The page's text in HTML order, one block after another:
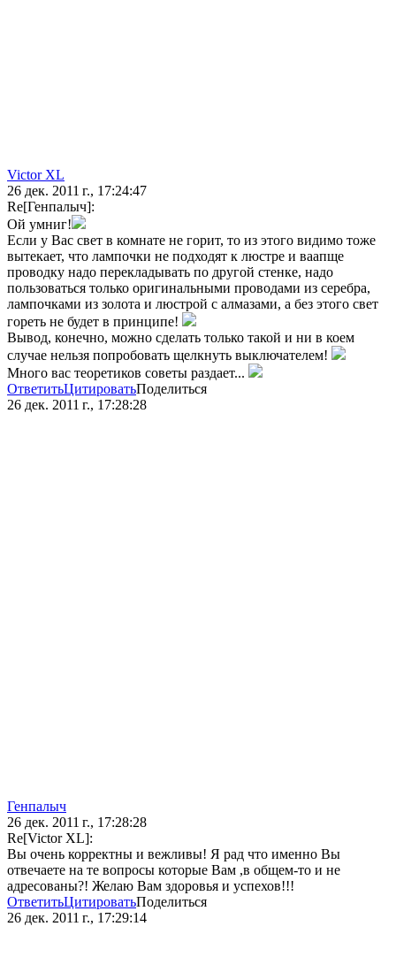
Victor XL
26 дек. 2011 г., 17:24:47
Re[Генпалыч]:
Ой умниг!
Если у Вас свет в комнате не горит, то из этого видимо тоже
вытекает, что лампочки не подходят к люстре и ваапще
проводку надо перекладывать по другой стенке, надо
пользоваться только оригинальными проводами из серебра,
лампочками из золота и люстрой с алмазами, а без этого свет
гореть не будет в принципе!
Вывод, конечно, можно сделать только такой и ни в коем
случае нельзя попробовать щелкнуть выключателем!
Много вас теоретиков советы раздает...
ОтветитьЦитироватьПоделиться
26 дек. 2011 г., 17:28:28
Генпалыч
26 дек. 2011 г., 17:28:28
Re[Victor XL]:
Вы очень корректны и вежливы! Я рад что именно Вы
отвечаете на те вопросы которые Вам ,в общем-то и не
адресованы?! Желаю Вам здоровья и успехов!!!
ОтветитьЦитироватьПоделиться
26 дек. 2011 г., 17:29:14